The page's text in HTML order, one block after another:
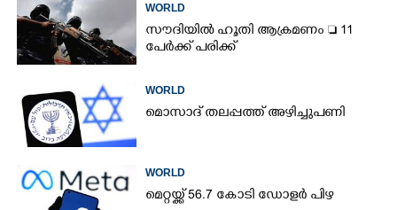
WORLD
സൗദിയിൽ ഹൂതി ആക്രമണം  11
പേർക്ക് പരിക്ക്
WORLD
മൊസാദ് തലപ്പത്ത് അഴിച്ചുപണി
WORLD
മെറ്റയ്ക്ക് 56.7 കോടി ഡോളർ പിഴ